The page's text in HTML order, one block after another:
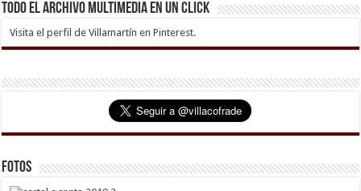
Todo el archivo multimedia en un click
Visita el perfil de Villamartín en Pinterest.
Fotos